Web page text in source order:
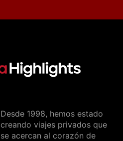
Desde 1998, hemos estado
creando viajes privados que
se acercan al corazón de